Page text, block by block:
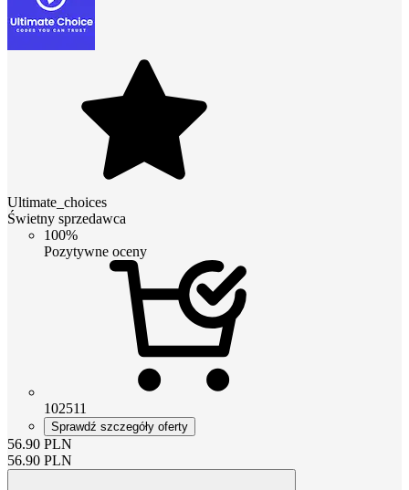
Ultimate_choices
Świetny sprzedawca
100%
Pozytywne oceny
102511
Sprawdź szczegóły oferty
56.90 PLN
56.90 PLN